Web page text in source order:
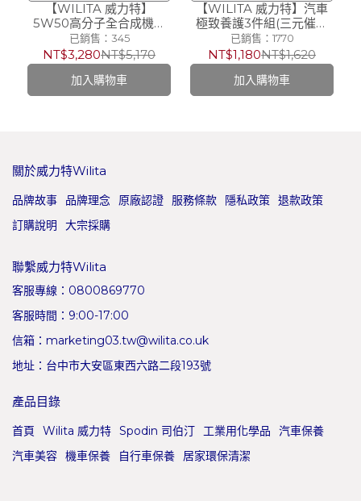
精
【WILITA 威力特】
5W50高分子全合成機油
8+2瓶超值組
(5W50*8+三元催化劑+機
油精)
已銷售：345
NT$3,280NT$5,170
加入購物車
潤滑
【WILITA 威力特】汽車
極致養護3件組(三元催化
清洗+引擎還原改質劑+修
補引擎機油精)
已銷售：1770
NT$1,180NT$1,620
加入購物車
關於威力特Wilita
品牌故事 品牌理念 原廠認證 服務條款 隱私政策 退款政策
訂購說明
大宗採購
聯繫威力特Wilita
客服專線：0800869770
客服時間：9:00-17:00
信箱：marketing03.tw@wilita.co.uk
地址：台中市大安區東西六路二段193號
產品目錄
首頁 Wilita 威力特 Spodin 司伯汀 工業用化學品
汽車保養
汽車美容 機車保養 自行車保養 居家環保清潔